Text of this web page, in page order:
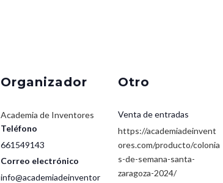
Organizador
Academia de Inventores
Teléfono
661549143
Correo electrónico
info@academiadeinventor
Otro
Venta de entradas
https://academiadeinvent
ores.com/producto/colonia
s-de-semana-santa-
zaragoza-2024/